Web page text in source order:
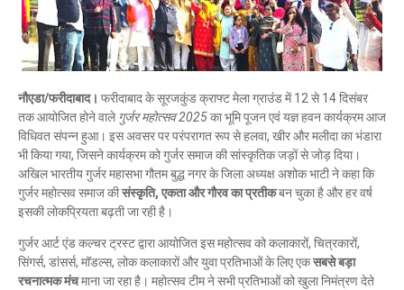
नौएडा/फरीदाबाद। फरीदाबाद के सूरजकुंड क्राफ्ट मेला ग्राउंड में 12 से 14 दिसंबर
तक आयोजित होने वाले गुर्जर महोत्सव 2025का भूमि पूजन एवं यज्ञ हवन कार्यक्रम आज
विधिवत संपन्न हुआ। इस अवसर पर परंपरागत रूप से हलवा, खीर और मलीदा का भंडारा
भी किया गया, जिसने कार्यक्रम को गुर्जर समाज की सांस्कृतिक जड़ों से जोड़ दिया।
अखिल भारतीय गुर्जर महासभा गौतम बुद्ध नगर के जिला अध्यक्ष अशोक भाटी ने कहा कि
गुर्जर महोत्सव समाज कीसंस्कृति, एकता और गौरव का प्रतीकबन चुका है और हर वर्ष
इसकी लोकप्रियता बढ़ती जा रही है।
गुर्जर आर्ट एंड कल्चर ट्रस्ट द्वारा आयोजित इस महोत्सव को कलाकारों, चित्रकारों,
सिंगर्स, डांसर्स, मॉडल्स, लोक कलाकारों और युवा प्रतिभाओं के लिए एकसबसे बड़ा
रचनात्मक मंचमाना जा रहा है। महोत्सव टीम ने सभी प्रतिभाओं को खुला निमंत्रण देते